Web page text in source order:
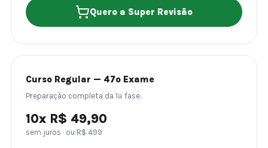
Quero a Super Revisão
Curso Regular — 47º Exame
Preparação completa da 1ª fase.
10x R$ 49,90
sem juros · ou R$ 499